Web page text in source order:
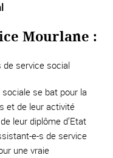
Mourlane :
service social
sociale se bat pour la
et de leur activité
leur diplôme d’Etat
e-s de service
une vraie